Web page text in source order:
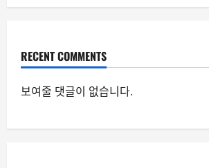
RECENT COMMENTS
보여줄 댓글이 없습니다.